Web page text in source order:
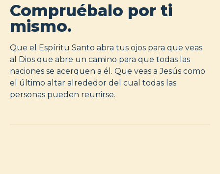
Compruébalo por ti
mismo.
Que el Espíritu Santo abra tus ojos para que veas
al Dios que abre un camino para que todas las
naciones se acerquen a él. Que veas a Jesús como
el último altar alrededor del cual todas las
personas pueden reunirse.